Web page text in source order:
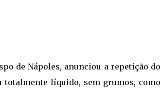
de Nápoles, anunciou a repetição do
totalmente líquido, sem grumos, como